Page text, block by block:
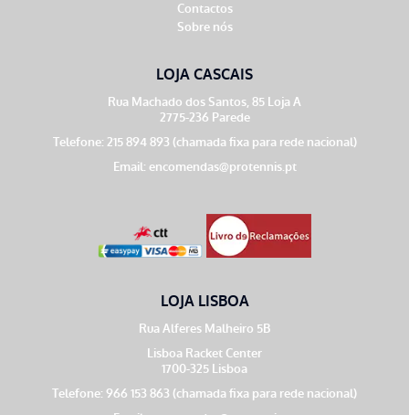
Contactos
Sobre nós
LOJA CASCAIS
Rua Machado dos Santos, 85 Loja A
2775-236 Parede
Telefone: 215 894 893 (chamada fixa para rede nacional)
Email: encomendas@protennis.pt
LOJA LISBOA
Rua Alferes Malheiro 5B
Lisboa Racket Center
1700-325 Lisboa
Telefone: 966 153 863 (chamada fixa para rede nacional)